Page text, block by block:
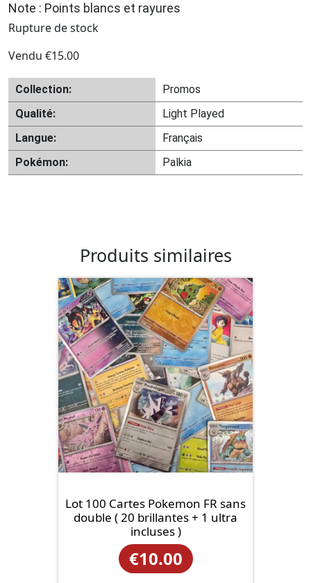
Note : Points blancs et rayures
Rupture de stock
Vendu €15.00
Collection:
Promos
Qualité:
Light Played
Langue:
Français
Pokémon:
Palkia
Produits similaires
Lot 100 Cartes Pokemon FR sans
double ( 20 brillantes + 1 ultra
incluses )
€10.00